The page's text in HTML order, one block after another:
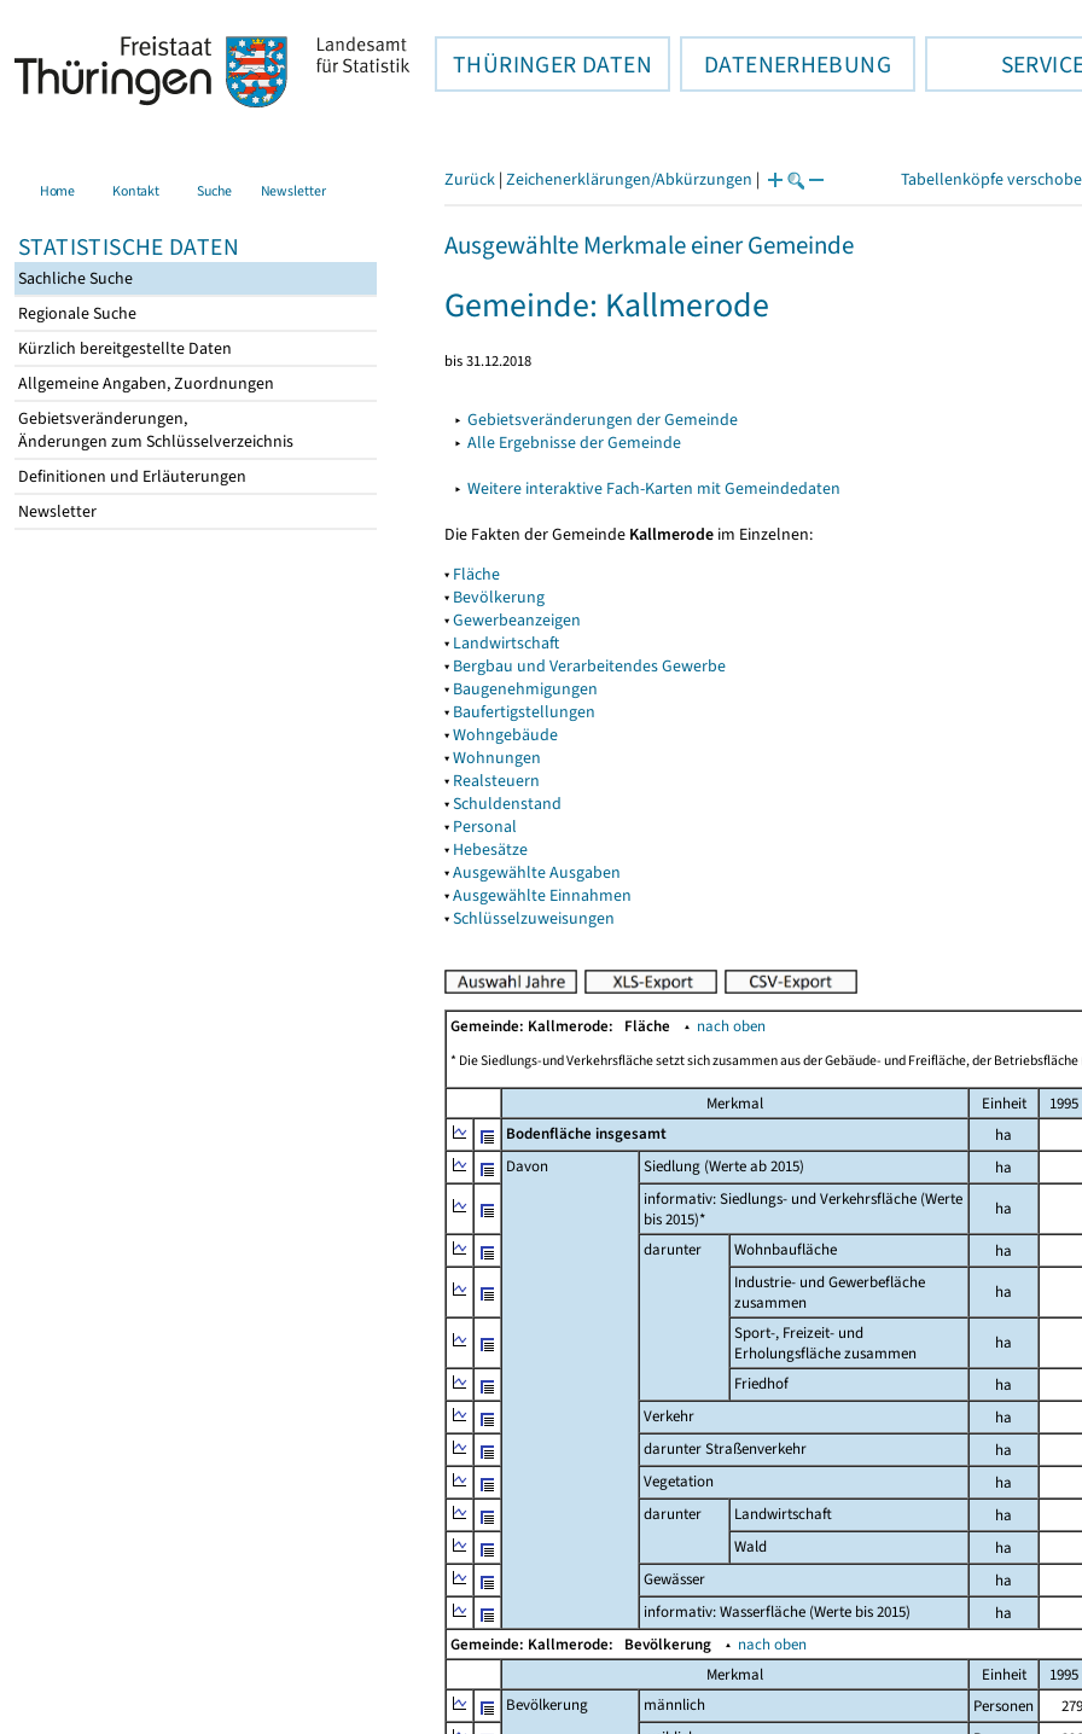
THÜRINGER DATEN DATENERHEBUNG
Home Kontakt Suche Newsletter
STATISTISCHE DATEN
Sachliche Suche
Regionale Suche
Kürzlich bereitgestellte Daten
Allgemeine Angaben, Zuordnungen
Gebietsveränderungen,
Änderungen zum Schlüsselverzeichnis
Definitionen und Erläuterungen
Newsletter
Zurück | Zeichenerklärungen/Abkürzungen | Tabellenköpfe
Ausgewählte Merkmale einer Gemeinde
Gemeinde: Kallmerode
bis 31.12.2018
▸ Gebietsveränderungen der Gemeinde
▸ Alle Ergebnisse der Gemeinde
▸ Weitere interaktive Fach-Karten mit Gemeindedaten
Die Fakten der Gemeinde Kallmerode im Einzelnen:
▾ Fläche
▾ Bevölkerung
▾Gewerbeanzeigen
▾ Landwirtschaft
▾ Bergbau und Verarbeitendes Gewerbe
▾ Baugenehmigungen
▾ Baufertigstellungen
▾Wohngebäude
▾Wohnungen
▾ Realsteuern
▾Schuldenstand
▾ Personal
▾ Hebesätze
▾Ausgewählte Ausgaben
▾Ausgewählte Einnahmen
▾Schlüsselzuweisungen
Gemeinde: Kallmerode: Fläche ▴ nach oben
* Die Siedlungs-und Verkehrsfläche setzt sich zusammen aus der Gebäude- und Freifläche, der
Merkmal Einheit 1995
Bodenfläche insgesamt
ha
Davon
Siedlung (Werte ab 2015)
ha
informativ: Siedlungs- und Verkehrsfläche (Werte
bis 2015)*
ha
darunter
Wohnbaufläche
ha
Industrie- und Gewerbefläche
zusammen
ha
Sport-, Freizeit- und
Erholungsfläche zusammen
ha
Friedhof
ha
Verkehr
ha
darunter Straßenverkehr
ha
Vegetation
ha
darunter
Landwirtschaft
ha
Wald
ha
Gewässer
ha
informativ: Wasserfläche (Werte bis 2015)
ha
Gemeinde: Kallmerode: Bevölkerung ▴ nach oben
Merkmal
Einheit 1995
Bevölkerung
männlich Personen 279